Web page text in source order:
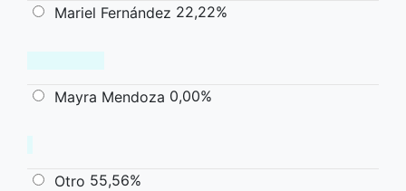
Mariel Fernández 22,22%
Mayra Mendoza 0,00%
Otro 55,56%